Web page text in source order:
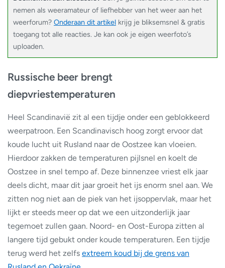
nemen als weeramateur of liefhebber van het weer aan het
weerforum? Onderaan dit artikel krijg je bliksemsnel & gratis
toegang tot alle reacties. Je kan ook je eigen weerfoto’s
uploaden.
Russische beer brengt
diepvriestemperaturen
Heel Scandinavië zit al een tijdje onder een geblokkeerd
weerpatroon. Een Scandinavisch hoog zorgt ervoor dat
koude lucht uit Rusland naar de Oostzee kan vloeien.
Hierdoor zakken de temperaturen pijlsnel en koelt de
Oostzee in snel tempo af. Deze binnenzee vriest elk jaar
deels dicht, maar dit jaar groeit het ijs enorm snel aan. We
zitten nog niet aan de piek van het ijsoppervlak, maar het
lijkt er steeds meer op dat we een uitzonderlijk jaar
tegemoet zullen gaan. Noord- en Oost-Europa zitten al
langere tijd gebukt onder koude temperaturen. Een tijdje
terug werd het zelfs extreem koud bij de grens van